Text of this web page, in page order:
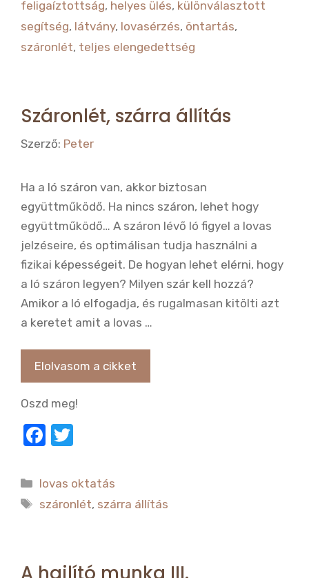
o
o
feligaíztottság, helyes ülés, különválasztott
segítség, látvány, lovasérzés, öntartás,
száronlét, teljes elengedettség
Száronlét, szárra állítás
Szerző: Peter
Ha a ló száron van, akkor biztosan
együttműködő. Ha nincs száron, lehet hogy
együttműködő… A száron lévő ló figyel a lovas
jelzéseire, és optimálisan tudja használni a
fizikai képességeit. De hogyan lehet elérni, hogy
a ló száron legyen? Milyen szár kell hozzá?
Amikor a ló elfogadja, és rugalmasan kitölti azt
a keretet amit a lovas …
Elolvasom a cikket
Oszd meg!
F
c
e
o
it
te
Kategória
lovas oktatás
Címkék
száronlét, szárra állítás